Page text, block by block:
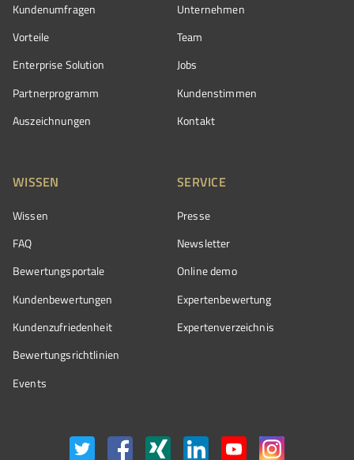
Kundenumfragen
Vorteile
Enterprise Solution
Partnerprogramm
Auszeichnungen
Unternehmen
Team
Jobs
Kundenstimmen
Kontakt
WISSEN
Wissen
FAQ
Bewertungsportale
Kundenbewertungen
Kundenzufriedenheit
Bewertungs­richtlinien
Events
SERVICE
Presse
Newsletter
Online demo
Expertenbewertung
Expertenverzeichnis